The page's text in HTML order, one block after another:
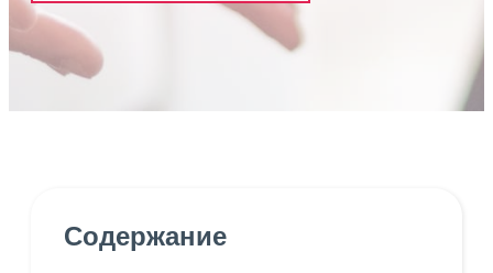
Содержание